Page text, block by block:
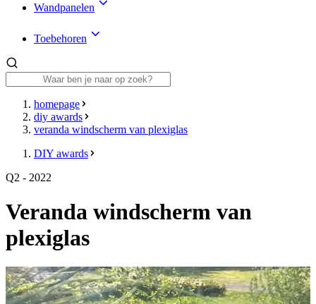
Wandpanelen
Toebehoren
homepage
diy awards
veranda windscherm van plexiglas
DIY awards
Q2 - 2022
Veranda windscherm van
plexiglas